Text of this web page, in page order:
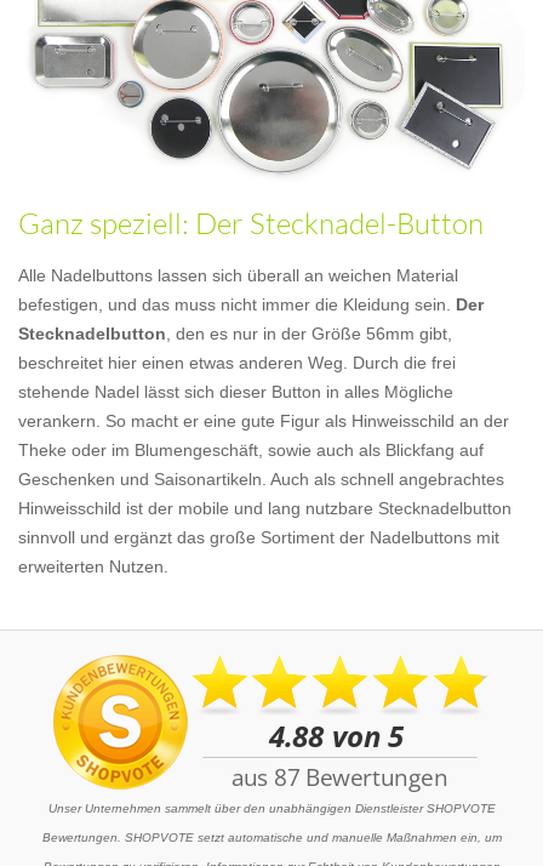
Ganz speziell: Der Stecknadel-Button
Alle Nadelbuttons lassen sich überall an weichen Material
befestigen, und das muss nicht immer die Kleidung sein. Der
Stecknadelbutton , den es nur in der Größe 56mm gibt,
beschreitet hier einen etwas anderen Weg. Durch die frei
stehende Nadel lässt sich dieser Button in alles Mögliche
verankern. So macht er eine gute Figur als Hinweisschild an der
Theke oder im Blumengeschäft, sowie auch als Blickfang auf
Geschenken und Saisonartikeln. Auch als schnell angebrachtes
Hinweisschild ist der mobile und lang nutzbare Stecknadelbutton
sinnvoll und ergänzt das große Sortiment der Nadelbuttons mit
erweiterten Nutzen.
Unser Unternehmen sammelt über den unabhängigen Dienstleister SHOPVOTE
Bewertungen. SHOPVOTE setzt automatische und manuelle Maßnahmen ein, um